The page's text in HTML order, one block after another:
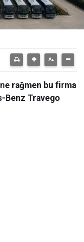
rağmen bu firma
Benz Travego